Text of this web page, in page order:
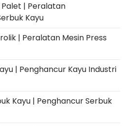
| Peralatan
Kayu
| Peralatan Mesin Press
| Penghancur Kayu Industri
Kayu | Penghancur Serbuk